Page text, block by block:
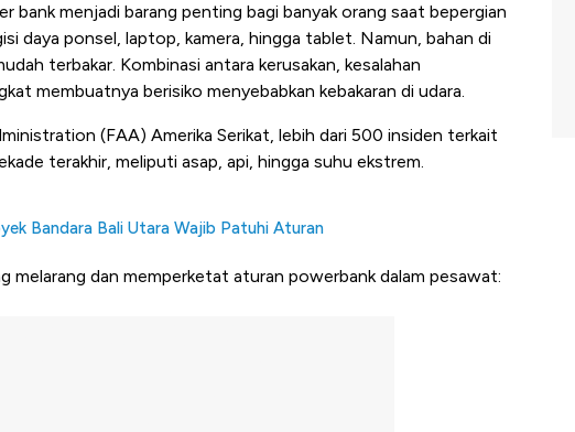
bank menjadi barang penting bagi banyak orang saat bepergian
daya ponsel, laptop, kamera, hingga tablet. Namun, bahan di
terbakar. Kombinasi antara kerusakan, kesalahan
membuatnya berisiko menyebabkan kebakaran di udara.
(FAA) Amerika Serikat, lebih dari 500 insiden terkait
terakhir, meliputi asap, api, hingga suhu ekstrem.
Bandara Bali Utara Wajib Patuhi Aturan
melarang dan memperketat aturan powerbank dalam pesawat: